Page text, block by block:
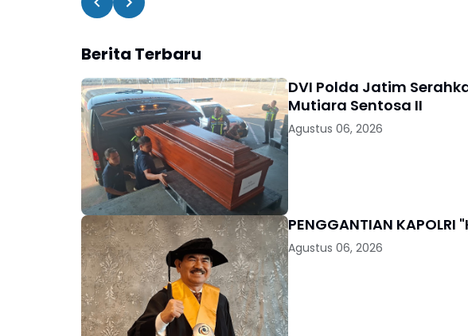
Berita Terbaru
DVI Polda Jatim
Mutiara Sentosa II
Agustus 06, 2026
Agustus 06, 2026